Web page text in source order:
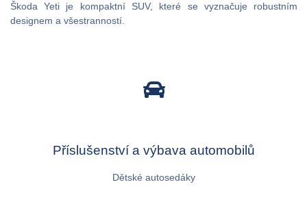
Škoda Yeti je kompaktní SUV, které se vyznačuje robustním
designem a všestranností.
Příslušenství a výbava automobilů
Dětské autosedáky